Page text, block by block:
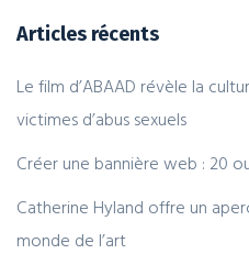
Articles récents
Le film d’ABAAD révèle la
victimes d’abus sexuels
Créer une bannière web : 20
Catherine Hyland offre un
monde de l’art